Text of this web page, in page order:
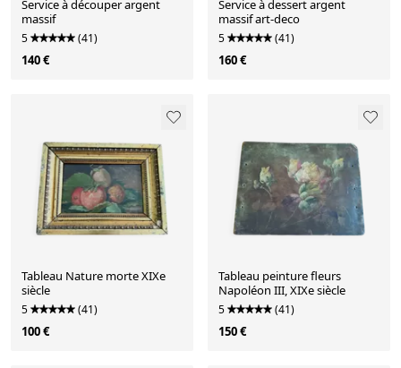
Service à découper argent
massif
5 (41)
140 €
Service à dessert argent
massif art-deco
5 (41)
160 €
Tableau Nature morte XIXe
siècle
5 (41)
100 €
Tableau peinture fleurs
Napoléon III, XIXe siècle
5 (41)
150 €